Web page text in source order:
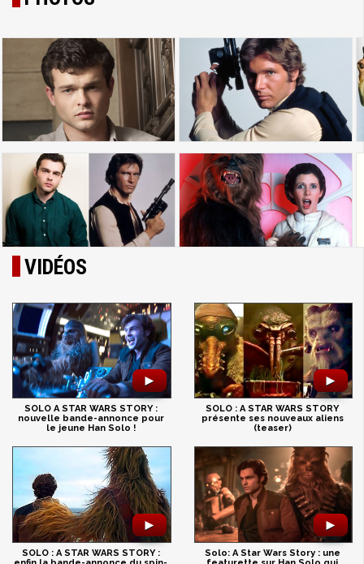
VIDÉOS
►
SOLO A STAR WARS STORY :
nouvelle bande-annonce pour
le jeune Han Solo !
►
SOLO : A STAR WARS STORY
présente ses nouveaux aliens
(teaser)
►
SOLO : A STAR WARS STORY :
►
Solo: A Star Wars Story : une